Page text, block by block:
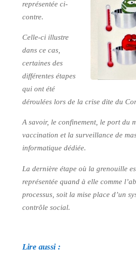
représentée ci-
contre.
Celle-ci illustre
dans ce cas,
certaines des
différentes étapes
qui ont été
déroulées lors de la crise dite du
A savoir, le confinement, le port du
vaccination et la surveillance de
informatique dédiée.
La dernière étape où la grenouille
représentée quand à elle comme
processus, soit la mise place d’un
contrôle social.
Lire aussi :